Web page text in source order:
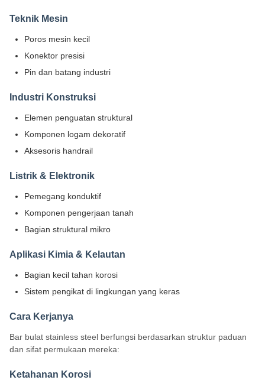
Teknik Mesin
Poros mesin kecil
Konektor presisi
Pin dan batang industri
Industri Konstruksi
Elemen penguatan struktural
Komponen logam dekoratif
Aksesoris handrail
Listrik & Elektronik
Pemegang konduktif
Komponen pengerjaan tanah
Bagian struktural mikro
Aplikasi Kimia & Kelautan
Bagian kecil tahan korosi
Sistem pengikat di lingkungan yang keras
Cara Kerjanya
Bar bulat stainless steel berfungsi berdasarkan struktur paduan
dan sifat permukaan mereka:
Ketahanan Korosi